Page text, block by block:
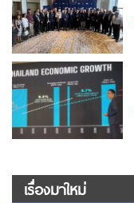
เรื่องมาใหม่